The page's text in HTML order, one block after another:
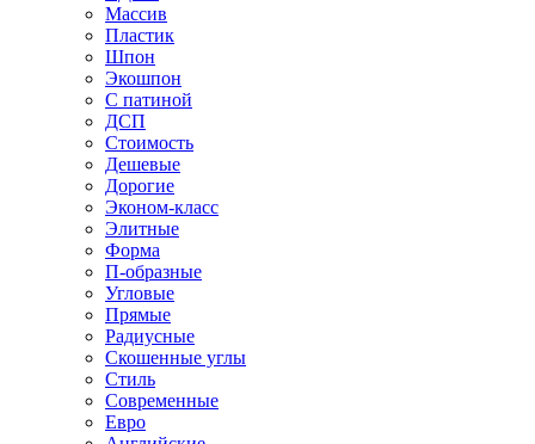
Массив
Пластик
Шпон
Экошпон
С патиной
ДСП
Стоимость
Дешевые
Дорогие
Эконом-класс
Элитные
Форма
П-образные
Угловые
Прямые
Радиусные
Скошенные углы
Стиль
Современные
Евро